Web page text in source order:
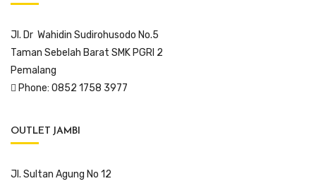
Jl. Dr Wahidin Sudirohusodo No.5
Taman Sebelah Barat SMK PGRI 2
Pemalang
Phone: 0852 1758 3977
OUTLET JAMBI
Jl. Sultan Agung No 12